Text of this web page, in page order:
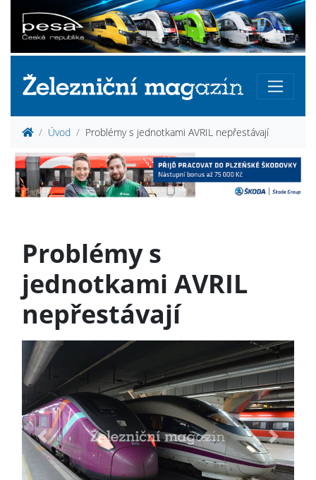
Úvod Problémy s jednotkami AVRIL nepřestávají
Problémy s
jednotkami AVRIL
nepřestávají
Previous Next